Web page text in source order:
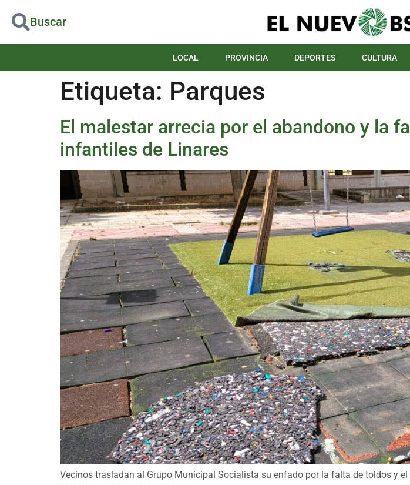
Buscar
LOCAL PROVINCIA DEPORTES CULTURA
Etiqueta: Parques
El malestar arrecia por el abandono y la
infantiles de Linares
Vecinos trasladan al Grupo Municipal Socialista su enfado por la falta de toldos y